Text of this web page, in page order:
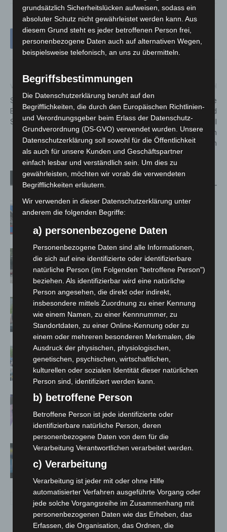
Vorheriger Artikel
Stadt startet neues Projekt in
Bereichen mit vielen
Straßenbäumen
Für mehr Platz und bessere
Hygiene in Bussen und
Straßenbahnen: Land will
Kommunen mit 30 Millionen
Euro zusätzlich unterstützen
Verwandte Artikel Mehr vom Autor
Mann läuft mit Hockeyschläger über
A7 – Polizei sucht Zeugen
Gasleitung bei McDonald’s-Umbau in
Langenhagen beschädigt
Langenhagen: Autofahrer mit 3,17
Promille aus dem Verkehr gezogen
Blaulichtmeile Langenhagen 2026:
Polizei, Feuerwehr und Rettung
hautnah erleben
Polizei Langenhagen testet Aufnahme
von Anzeigen per Videochat
Vermisste Seniorin aus Godshorn tot
aufgefunden
grundsätzlich Sicherheitslücken aufweisen, sodass ein
absoluter Schutz nicht gewährleistet werden kann. Aus
diesem Grund steht es jeder betroffenen Person frei,
personenbezogene Daten auch auf alternativen Wegen,
beispielsweise telefonisch, an uns zu übermitteln.
Begriffsbestimmungen
Die Datenschutzerklärung beruht auf den
Begrifflichkeiten, die durch den Europäischen Richtlinien-
und Verordnungsgeber beim Erlass der Datenschutz-
Grundverordnung (DS-GVO) verwendet wurden. Unsere
Datenschutzerklärung soll sowohl für die Öffentlichkeit
als auch für unsere Kunden und Geschäftspartner
einfach lesbar und verständlich sein. Um dies zu
gewährleisten, möchten wir vorab die verwendeten
Begrifflichkeiten erläutern.
Wir verwenden in dieser Datenschutzerklärung unter
anderem die folgenden Begriffe:
a) personenbezogene Daten
Personenbezogene Daten sind alle Informationen,
die sich auf eine identifizierte oder identifizierbare
natürliche Person (im Folgenden "betroffene Person")
beziehen. Als identifizierbar wird eine natürliche
Person angesehen, die direkt oder indirekt,
insbesondere mittels Zuordnung zu einer Kennung
wie einem Namen, zu einer Kennnummer, zu
Standortdaten, zu einer Online-Kennung oder zu
einem oder mehreren besonderen Merkmalen, die
Ausdruck der physischen, physiologischen,
genetischen, psychischen, wirtschaftlichen,
kulturellen oder sozialen Identität dieser natürlichen
Person sind, identifiziert werden kann.
b) betroffene Person
Betroffene Person ist jede identifizierte oder
identifizierbare natürliche Person, deren
personenbezogene Daten von dem für die
Verarbeitung Verantwortlichen verarbeitet werden.
c) Verarbeitung
Verarbeitung ist jeder mit oder ohne Hilfe
automatisierter Verfahren ausgeführte Vorgang oder
jede solche Vorgangsreihe im Zusammenhang mit
personenbezogenen Daten wie das Erheben, das
Erfassen, die Organisation, das Ordnen, die